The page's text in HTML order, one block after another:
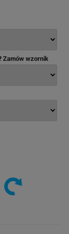
Zamów wzornik